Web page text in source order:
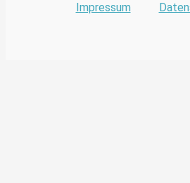
Impressum